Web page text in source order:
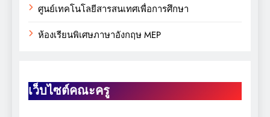
ศูนย์เทคโนโลยีสารสนเทศเพื่อการศึกษา
ห้องเรียนพิเศษภาษาอังกฤษ MEP
เว็บไซต์คณะครู